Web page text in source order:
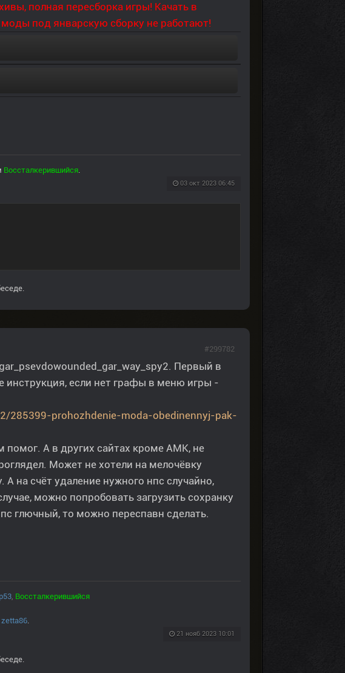
полная пересборка игры! Качать в
под январскую сборку не работают!
Воссталкерившийся.
03 окт 2023 06:45
Первый в
инструкция, если нет графы в меню игры -
285399-prohozhdenie-moda-obedinennyj-pak-
помог. А в других сайтах кроме АМК, не
Может не хотели на мелочёвку
А на счёт удаление нужного нпс случайно,
можно попробовать загрузить сохранку
глючный, то можно переспавн сделать.
Воссталкерившийся
zetta86
21 нояб 2023 10:01
#299782